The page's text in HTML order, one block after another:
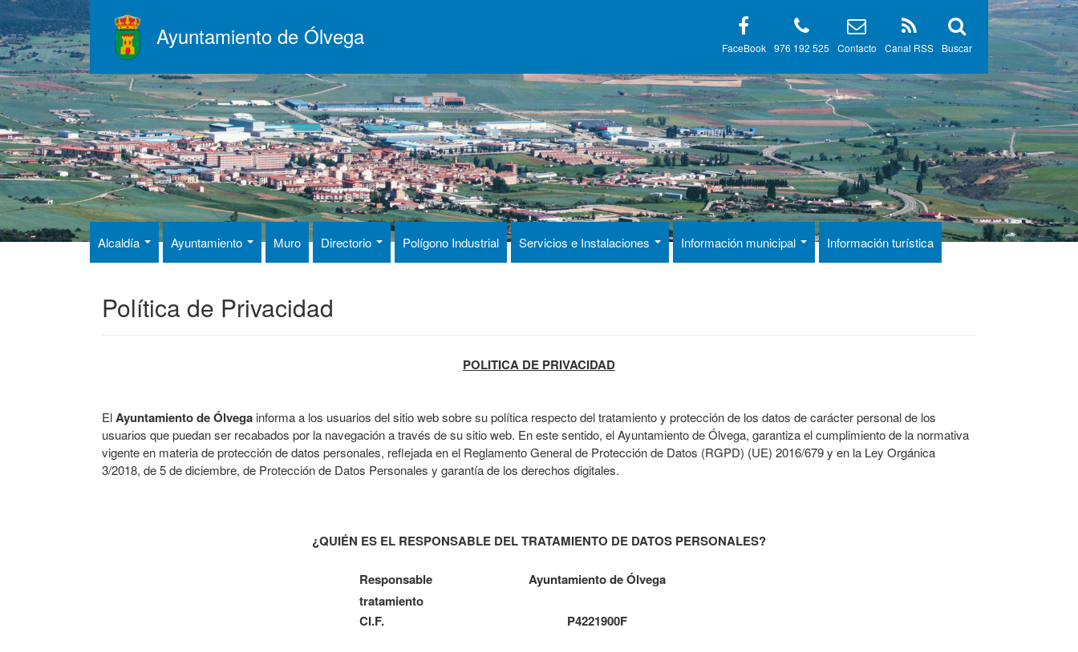
Pasar
al
contenido
principal
Ayuntamiento de Ólvega Buscar
Canal RSS
Contacto
976 192 525
FaceBook
Alcaldía Ayuntamiento Muro Directorio Polígono Industrial Servicios e Instalaciones Información municipal Información turística
Política de Privacidad
POLITICA DE PRIVACIDAD
ElAyuntamiento de Ólvega informa a los usuarios del sitio web sobre su política respecto del tratamiento y protección de los datos de carácter personal de los
usuarios que puedan ser recabados por la navegación a través de su sitio web. En este sentido, el Ayuntamiento de Ólvega, garantiza el cumplimiento de la normativa
vigente en materia de protección de datos personales, reflejada en el Reglamento General de Protección de Datos (RGPD) (UE) 2016/679 y en la Ley Orgánica
3/2018, de 5 de diciembre, de Protección de Datos Personales y garantía de los derechos digitales.
¿QUIÉN ES EL RESPONSABLE DEL TRATAMIENTO DE DATOS PERSONALES?
Responsable
Ayuntamiento de Ólvega
tratamiento
CI.F.
P4221900F